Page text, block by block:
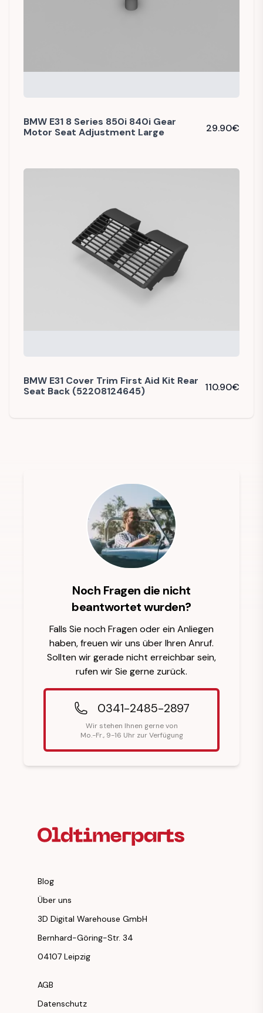
BMW E31 8 Series 850i 840i Gear
Motor Seat Adjustment Large
29.90€
BMW E31 Cover Trim First Aid Kit Rear
Seat Back (52208124645)
110.90€
Noch Fragen die nicht
beantwortet wurden?
Falls Sie noch Fragen oder ein Anliegen
haben, freuen wir uns über Ihren Anruf.
Sollten wir gerade nicht erreichbar sein,
rufen wir Sie gerne zurück.
0341-2485-2897
Wir stehen Ihnen gerne von
Mo.-Fr., 9-16 Uhr zur Verfügung
Blog
Über uns
3D Digital Warehouse GmbH
Bernhard-Göring-Str. 34
04107 Leipzig
AGB
Datenschutz